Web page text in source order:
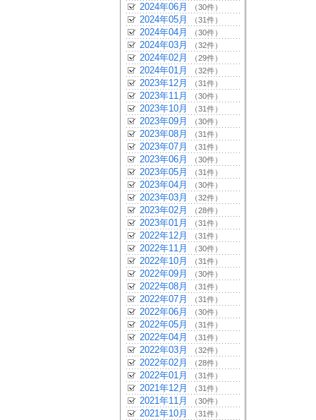
2024年06月 （30件）
2024年05月 （31件）
2024年04月 （30件）
2024年03月 （32件）
2024年02月 （29件）
2024年01月 （32件）
2023年12月 （31件）
2023年11月 （30件）
2023年10月 （31件）
2023年09月 （30件）
2023年08月 （31件）
2023年07月 （31件）
2023年06月 （30件）
2023年05月 （31件）
2023年04月 （30件）
2023年03月 （32件）
2023年02月 （28件）
2023年01月 （31件）
2022年12月 （31件）
2022年11月 （30件）
2022年10月 （31件）
2022年09月 （30件）
2022年08月 （31件）
2022年07月 （31件）
2022年06月 （30件）
2022年05月 （31件）
2022年04月 （31件）
2022年03月 （32件）
2022年02月 （28件）
2022年01月 （31件）
2021年12月 （31件）
2021年11月 （30件）
2021年10月 （31件）